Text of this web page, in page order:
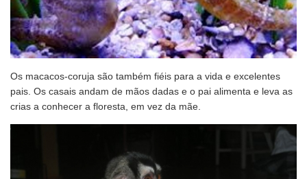
Os macacos-coruja são também fiéis para a vida e excelentes
pais. Os casais andam de mãos dadas e o pai alimenta e leva as
crias a conhecer a floresta, em vez da mãe.